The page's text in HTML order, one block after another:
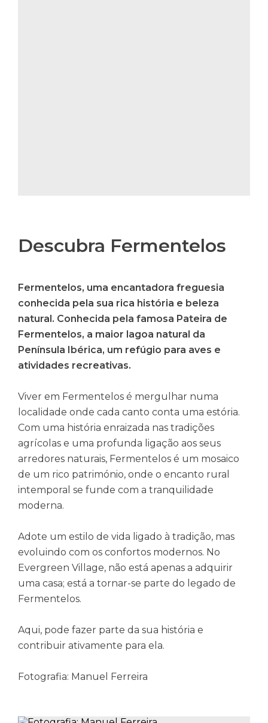
Descubra Fermentelos
Fermentelos, uma encantadora freguesia
conhecida pela sua rica história e beleza
natural. Conhecida pela famosa Pateira de
Fermentelos, a maior lagoa natural da
Península Ibérica, um refúgio para aves e
atividades recreativas.
Viver em Fermentelos é mergulhar numa
localidade onde cada canto conta uma estória.
Com uma história enraizada nas tradições
agrícolas e uma profunda ligação aos seus
arredores naturais, Fermentelos é um mosaico
de um rico património, onde o encanto rural
intemporal se funde com a tranquilidade
moderna.
Adote um estilo de vida ligado à tradição, mas
evoluindo com os confortos modernos. No
Evergreen Village, não está apenas a adquirir
uma casa; está a tornar-se parte do legado de
Fermentelos.
Aqui, pode fazer parte da sua história e
contribuir ativamente para ela.
Fotografia: Manuel Ferreira